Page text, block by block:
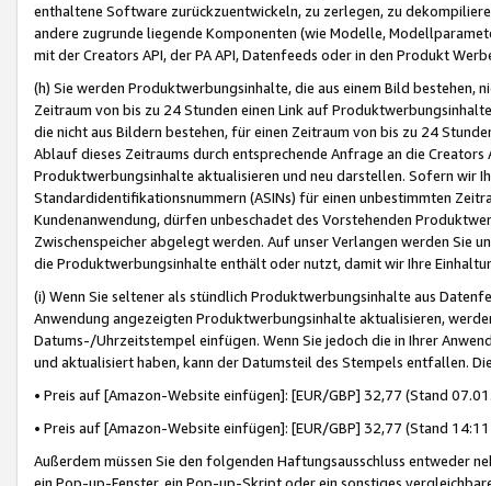
enthaltene Software zurückzuentwickeln, zu zerlegen, zu
andere zugrunde liegende Komponenten (wie Modelle,
mit der Creators API, der PA API, Datenfeeds oder in den Produkt
(h) Sie werden Produktwerbungsinhalte, die aus einem Bild bestehen,
Zeitraum von bis zu 24 Stunden einen Link auf
die nicht aus Bildern bestehen, für einen Zeitraum von bis zu 24
Ablauf dieses Zeitraums durch entsprechende Anfrage an die
Produktwerbungsinhalte aktualisieren und neu darstellen. Sofern wir
Standardidentifikationsnummern (ASINs) für einen unbestimmten
Kundenanwendung, dürfen unbeschadet des Vorstehenden
Zwischenspeicher abgelegt werden. Auf unser Verlangen werden Sie
die Produktwerbungsinhalte enthält oder nutzt, damit wir Ihre
(i) Wenn Sie seltener als stündlich Produktwerbungsinhalte aus
Anwendung angezeigten Produktwerbungsinhalte aktualisieren,
Datums-/Uhrzeitstempel einfügen. Wenn Sie jedoch die in Ihrer
und aktualisiert haben, kann der Datumsteil des Stempels entfallen.
• Preis auf [Amazon-Website einfügen]: [EUR/GBP] 32,77 (Stand
• Preis auf [Amazon-Website einfügen]: [EUR/GBP] 32,77 (Stand
Außerdem müssen Sie den folgenden Haftungsausschluss entweder
ein Pop-up-Fenster, ein Pop-up-Skript oder ein sonstiges